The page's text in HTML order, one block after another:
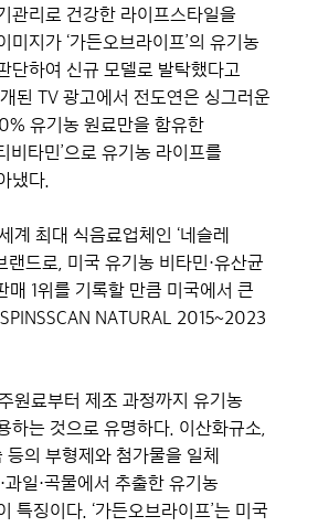
관리로 건강한 라이프스타일을
미지가 ‘가든오브라이프’의 유기농
단하여 신규 모델로 발탁했다고
된 TV 광고에서 전도연은 싱그러운
유기농 원료만을 함유한
비타민’으로 유기농 라이프를
냈다.
계 최대 식음료업체인 ‘네슬레
랜드로, 미국 유기농 비타민·유산균
매 1위를 기록할 만큼 미국에서 큰
NATURAL 2015~2023
원료부터 제조 과정까지 유기농
하는 것으로 유명하다. 이산화규소,
의 부형제와 첨가물을 일체
일·곡물에서 추출한 유기농
특징이다. ‘가든오브라이프’는 미국